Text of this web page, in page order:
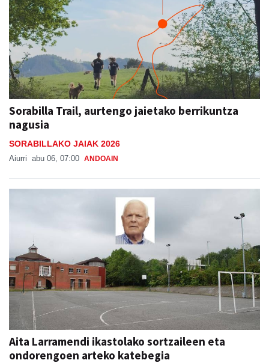
Sorabilla Trail, aurtengo jaietako berrikuntza
nagusia
SORABILLAKO JAIAK 2026
Aiurri abu 06, 07:00 ANDOAIN
Aita Larramendi ikastolako sortzaileen eta
ondorengoen arteko katebegia